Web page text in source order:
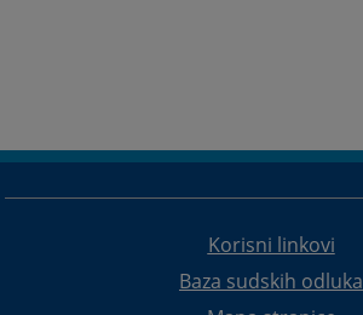
Korisni linkovi
Baza sudskih odluka